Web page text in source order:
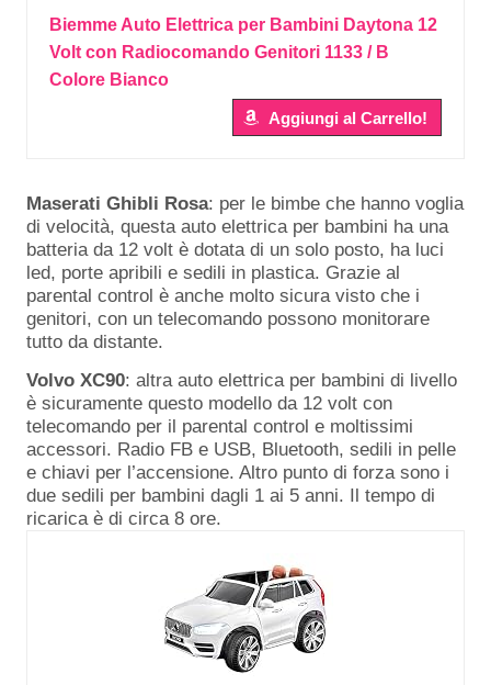
Biemme Auto Elettrica per Bambini Daytona 12
Volt con Radiocomando Genitori 1133 / B
Colore Bianco
Aggiungi al Carrello!
Maserati Ghibli Rosa: per le bimbe che hanno voglia
di velocità, questa auto elettrica per bambini ha una
batteria da 12 volt è dotata di un solo posto, ha luci
led, porte apribili e sedili in plastica. Grazie al
parental control è anche molto sicura visto che i
genitori, con un telecomando possono monitorare
tutto da distante.
Volvo XC90: altra auto elettrica per bambini di livello
è sicuramente questo modello da 12 volt con
telecomando per il parental control e moltissimi
accessori. Radio FB e USB, Bluetooth, sedili in pelle
e chiavi per l’accensione. Altro punto di forza sono i
due sedili per bambini dagli 1 ai 5 anni. Il tempo di
ricarica è di circa 8 ore.